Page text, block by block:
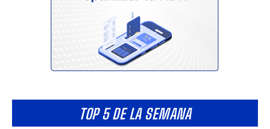
TOP 5 DE LA SEMANA